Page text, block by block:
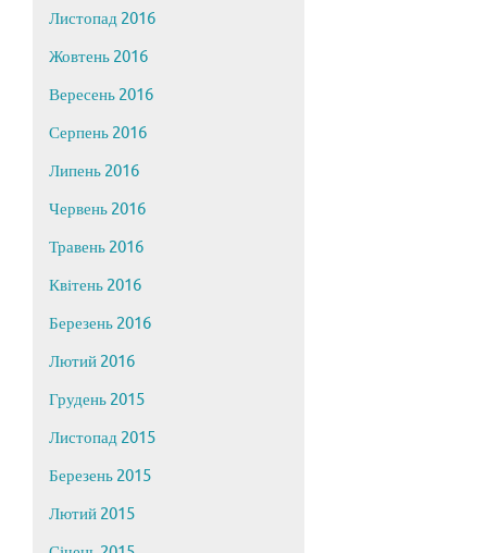
Листопад 2016
Жовтень 2016
Вересень 2016
Серпень 2016
Липень 2016
Червень 2016
Травень 2016
Квітень 2016
Березень 2016
Лютий 2016
Грудень 2015
Листопад 2015
Березень 2015
Лютий 2015